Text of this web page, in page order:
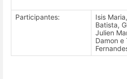
Participantes:
Isis
Batista,
Julien
Damon e